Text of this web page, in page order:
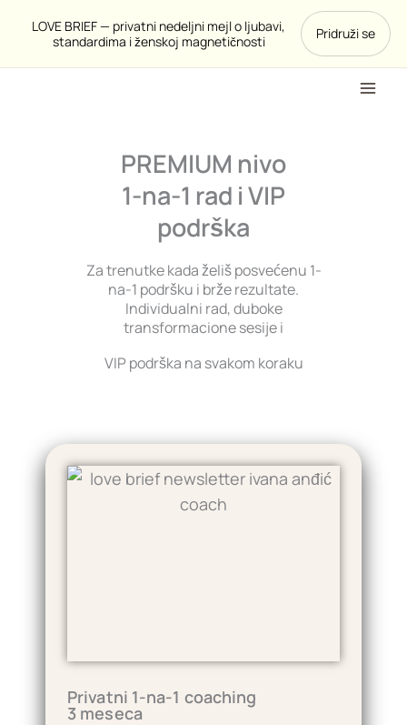
LOVE BRIEF — privatni nedeljni mejl o ljubavi,
standardima i ženskoj magnetičnosti
Pridruži se
sadržaj
PREMIUM nivo
1-na-1 rad i VIP
podrška
Za trenutke kada želiš posvećenu 1-
na-1 podršku i brže rezultate.
Individualni rad, duboke
transformacione sesije i
VIP podrška na svakom koraku
Privatni 1-na-1 coaching
3 meseca